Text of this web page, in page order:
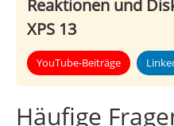
Reaktionen und
XPS 13
YouTube-Beiträge
Häufige